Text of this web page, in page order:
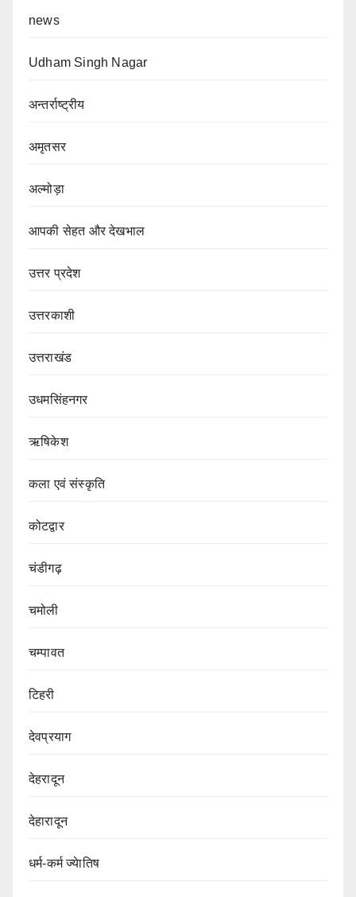
news
Udham Singh Nagar
अन्तर्राष्ट्रीय
अमृतसर
अल्मोड़ा
आपकी सेहत और देखभाल
उत्तर प्रदेश
उत्तरकाशी
उत्तराखंड
उधमसिंहनगर
ऋषिकेश
कला एवं संस्कृति
कोटद्वार
चंडीगढ़
चमोली
चम्पावत
टिहरी
देवप्रयाग
देहरादून
देहारादून
धर्म-कर्म ज्येातिष